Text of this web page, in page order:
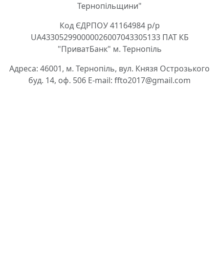
Тернопільщини"
Код ЄДРПОУ 41164984 р/р
UA433052990000026007043305133 ПАТ КБ
"ПриватБанк" м. Тернопіль
Адреса: 46001, м. Тернопіль, вул. Князя Острозького
буд. 14, оф. 506 E-mail: ffto2017@gmail.com